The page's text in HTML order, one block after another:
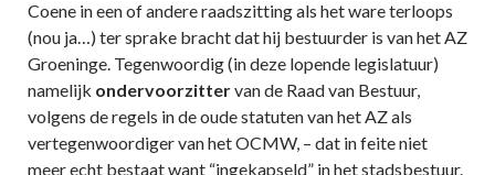
Coene in een of andere raadszitting als het ware terloops
(nou ja…) ter sprake bracht dat hij bestuurder is van het AZ
Groeninge. Tegenwoordig (in deze lopende legislatuur)
namelijk ondervoorzittervan de Raad van Bestuur,
volgens de regels in de oude statuten van het AZ als
vertegenwoordiger van het OCMW, – dat in feite niet
meer echt bestaat want “ingekapseld” in het stadsbestuur.